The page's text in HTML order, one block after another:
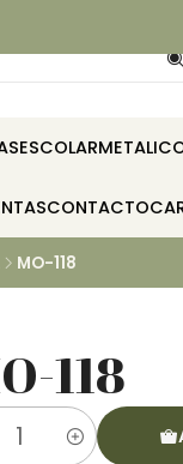
ESCOLAR
CONTACTO
MO-118
118